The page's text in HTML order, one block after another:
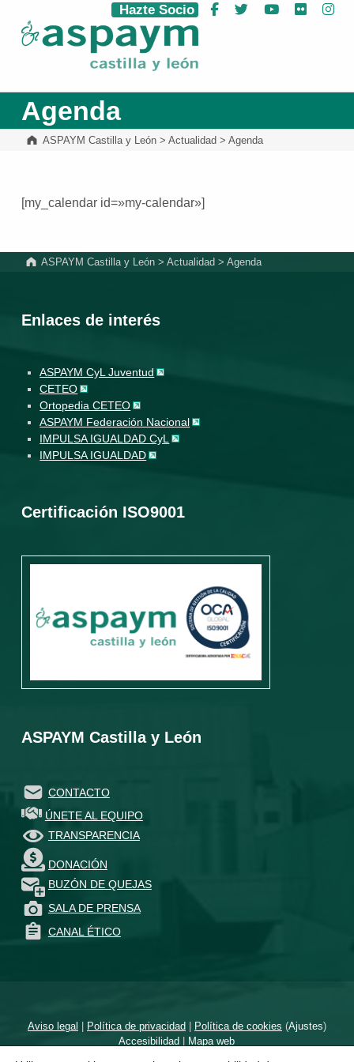
ASPAYM Castilla y León
Hazte Socio Facebook
Twitter YouTube
Flickr
Agenda
ASPAYM Castilla y León> Actualidad > Agenda
[my_calendar id=»my-calendar»]
ASPAYM Castilla y León >Actualidad >Agenda
Enlaces de interés
ASPAYM CyL Juventud
CETEO
Ortopedia CETEO
ASPAYM Federación Nacional
IMPULSA IGUALDAD CyL
IMPULSA IGUALDAD
Certificación ISO9001
ASPAYM Castilla y León
CONTACTO
ÚNETE AL EQUIPO
TRANSPARENCIA
DONACIÓN
BUZÓN DE QUEJAS
SALA DE PRENSA
CANAL ÉTICO
Aviso legal | Política de privacidad| Política de cookies (Ajustes)
Accesibilidad | Mapa web